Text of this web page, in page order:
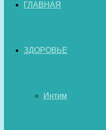
ГЛАВНАЯ
ЗДОРОВЬЕ
Интим